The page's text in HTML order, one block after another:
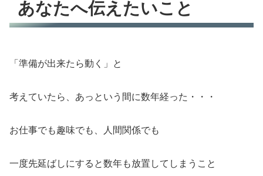
あなたへ伝えたいこと
「準備が出来たら動く」と
考えていたら、あっという間に数年経った・・・
お仕事でも趣味でも、人間関係でも
一度先延ばしにすると数年も放置してしまうこと